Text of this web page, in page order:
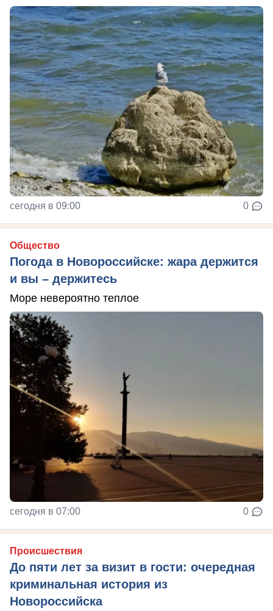
сегодня в 09:00 0
Общество
Погода в Новороссийске: жара держится
и вы – держитесь
Море невероятно теплое
сегодня в 07:00 0
Происшествия
До пяти лет за визит в гости: очередная
криминальная история из
Новороссийска